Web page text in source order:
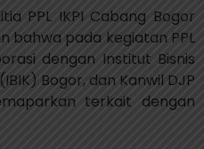
PPL IKPI Cabang Bogor
bahwa pada kegiatan PPL
dengan Institut Bisnis
Bogor, dan Kanwil DJP
terkait dengan